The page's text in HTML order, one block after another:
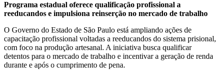
Programa estadual oferece qualificação profissional a
reeducandos e impulsiona reinserção no mercado de trabalho
O Governo do Estado de São Paulo está ampliando ações de
capacitação profissional voltadas a reeducandos do sistema prisional,
com foco na produção artesanal. A iniciativa busca qualificar
detentos para o mercado de trabalho e incentivar a geração de renda
durante e após o cumprimento de pena.